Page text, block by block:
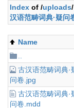
Index of /uploads/
汉语范畴词典·疑问
Name
古汉语范畴词典·
问卷.jpg
古汉语范畴词典·
问卷.mdd